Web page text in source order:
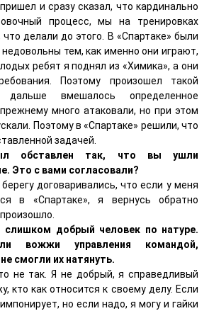
и сразу сказал, что кардинально
процесс, мы на тренировках
делали до этого. В «Спартаке» были
тем, как именно они играют,
ребят я поднял из «Химика», а они
Поэтому произошел такой
вмешалось определенное
много атаковали, но при этом
Поэтому в «Спартаке» решили, что
задачей.
обставлен так, что вы ушли
Это с вами согласовали?
договаривались, что если у меня
в «Спартаке», я вернусь обратно
добрый человек по натуре.
вожжи управления командой,
смогли их натянуть.
не так. Я не добрый, я справедливый
кто как относится к своему делу. Если
но если надо, я могу и гайки